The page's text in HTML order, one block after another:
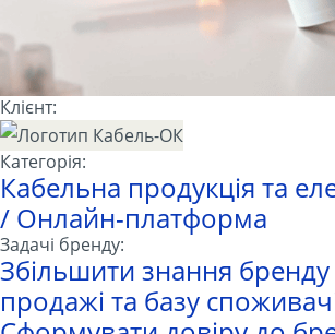
Клієнт:
Категорія:
Кабельна продукція та
/ Онлайн-платформа
Задачі бренду:
Збільшити знання
продажі та базу